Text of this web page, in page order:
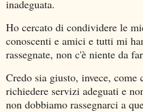
inadeguata.
Ho cercato di condividere le
conoscenti e amici e tutti mi
rassegnate, non c'è niente da
Credo sia giusto, invece, come
richiedere servizi adeguati e
non dobbiamo rassegnarci a